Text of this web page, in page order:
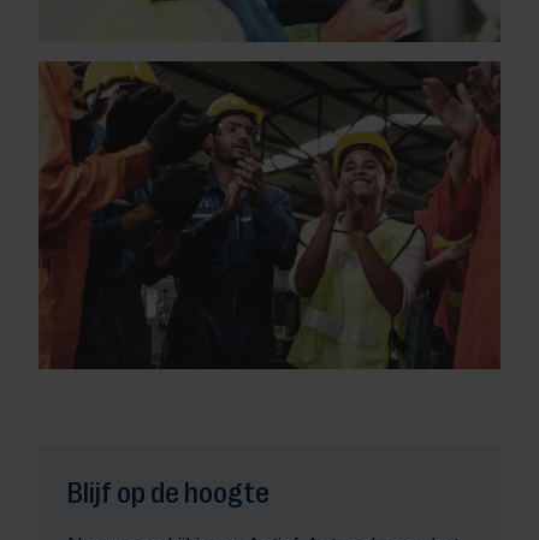
Blijf op de hoogte